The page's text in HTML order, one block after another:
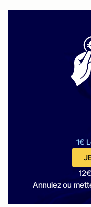
1€
Annulez ou